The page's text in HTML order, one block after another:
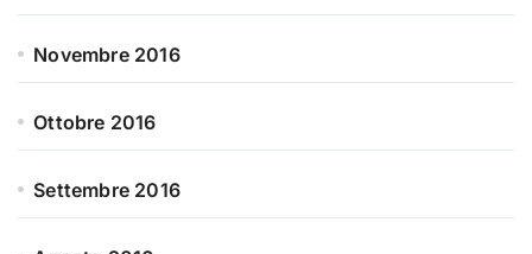
Novembre 2016
Ottobre 2016
Settembre 2016